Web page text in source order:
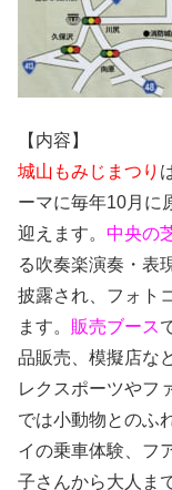
【内容】
城山もみじまつり
ーマに毎年10月に
迎えます。 中央の
る吹奏楽演奏・表
披露され、フォト
ます。 販売ブース
品販売、模擬店な
レクスポーツやフ
では小動物とのふ
イの乗車体験、フ
子さんから大人ま